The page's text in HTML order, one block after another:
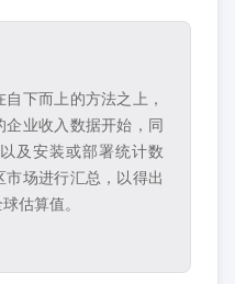
下而上的方法之上，
企业收入数据开始，同
及安装或部署统计数
场进行汇总，以得出
估算值。